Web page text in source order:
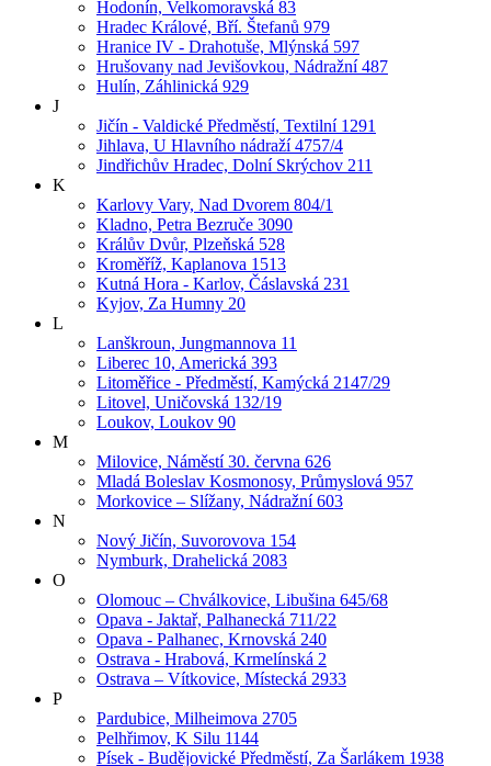
Hodonín, Velkomoravská 83
Hradec Králové, Bří. Štefanů 979
Hranice IV - Drahotuše, Mlýnská 597
Hrušovany nad Jevišovkou, Nádražní 487
Hulín, Záhlinická 929
J
Jičín - Valdické Předměstí, Textilní 1291
Jihlava, U Hlavního nádraží 4757/4
Jindřichův Hradec, Dolní Skrýchov 211
K
Karlovy Vary, Nad Dvorem 804/1
Kladno, Petra Bezruče 3090
Králův Dvůr, Plzeňská 528
Kroměříž, Kaplanova 1513
Kutná Hora - Karlov, Čáslavská 231
Kyjov, Za Humny 20
L
Lanškroun, Jungmannova 11
Liberec 10, Americká 393
Litoměřice - Předměstí, Kamýcká 2147/29
Litovel, Uničovská 132/19
Loukov, Loukov 90
M
Milovice, Náměstí 30. června 626
Mladá Boleslav Kosmonosy, Průmyslová 957
Morkovice – Slížany, Nádražní 603
N
Nový Jičín, Suvorovova 154
Nymburk, Drahelická 2083
O
Olomouc – Chválkovice, Libušina 645/68
Opava - Jaktař, Palhanecká 711/22
Opava - Palhanec, Krnovská 240
Ostrava - Hrabová, Krmelínská 2
Ostrava – Vítkovice, Místecká 2933
P
Pardubice, Milheimova 2705
Pelhřimov, K Silu 1144
Písek - Budějovické Předměstí, Za Šarlákem 1938